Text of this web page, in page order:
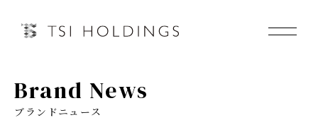
Information
Brand News
ブランドニュース